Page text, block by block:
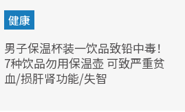
健康
男子保温杯装一饮品致铅中毒！
7种饮品勿用保温壶 可致严重贫
血/损肝肾功能/失智